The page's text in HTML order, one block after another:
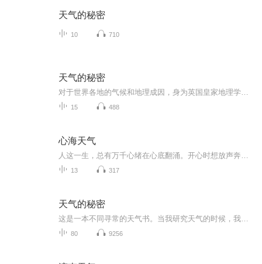
天气的秘密
10 710
天气的秘密
15 488
心海天气
13 317
天气的秘密
80 9256